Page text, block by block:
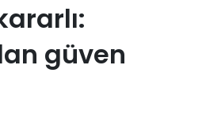
güven